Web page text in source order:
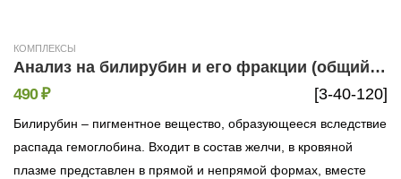
КОМПЛЕКСЫ
Анализ на билирубин и его фракции (общий, прямой и непрямой)
[3-40-120]
490 ₽
Билирубин – пигментное вещество, образующееся вследствие
распада гемоглобина. Входит в состав желчи, в кровяной
плазме представлен в прямой и непрямой формах, вместе